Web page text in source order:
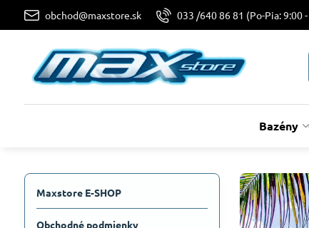
obchod@maxstore.sk 033 /640 86 81 (Po-Pia: 9:00
Bazény
Maxstore E-SHOP
Obchodné podmienky